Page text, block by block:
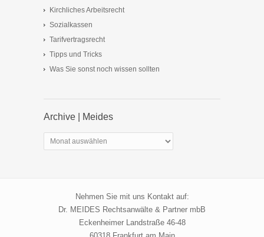
Kirchliches Arbeitsrecht
Sozialkassen
Tarifvertragsrecht
Tipps und Tricks
Was Sie sonst noch wissen sollten
Archive | Meides
Archive
|
Nehmen Sie mit uns Kontakt auf:
Dr. MEIDES Rechtsanwälte & Partner mbB
Eckenheimer Landstraße 46-48